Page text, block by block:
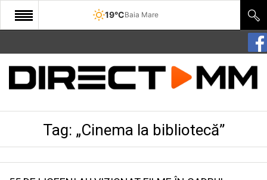
19°CBaia Mare
START
COMUNITATE
CULTURA
SANATATE
Tag: „Cinema la bibliotecă”